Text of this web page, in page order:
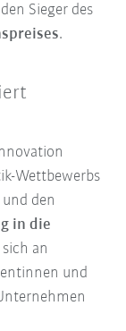
Sieger des
.
Wettbewerbs
und den
in die
an
und